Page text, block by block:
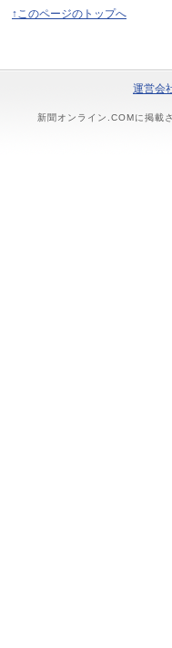
↑このページのトップへ
運営会
新聞オンライン.COMに掲載